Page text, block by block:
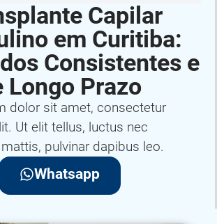
Capilar
em Curitiba:
Consistentes e
Longo Prazo
dolor sit amet, consectetur
Ut elit tellus, luctus nec
pulvinar dapibus leo.
Whatsapp